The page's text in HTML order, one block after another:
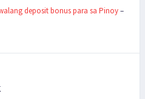
deposit bonus para sa Pinoy–